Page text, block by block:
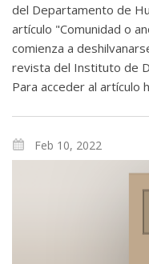
del Departamento de
artículo "Comunidad o
comienza a
revista del Instituto de
Para acceder al artículo
Feb 10, 2022